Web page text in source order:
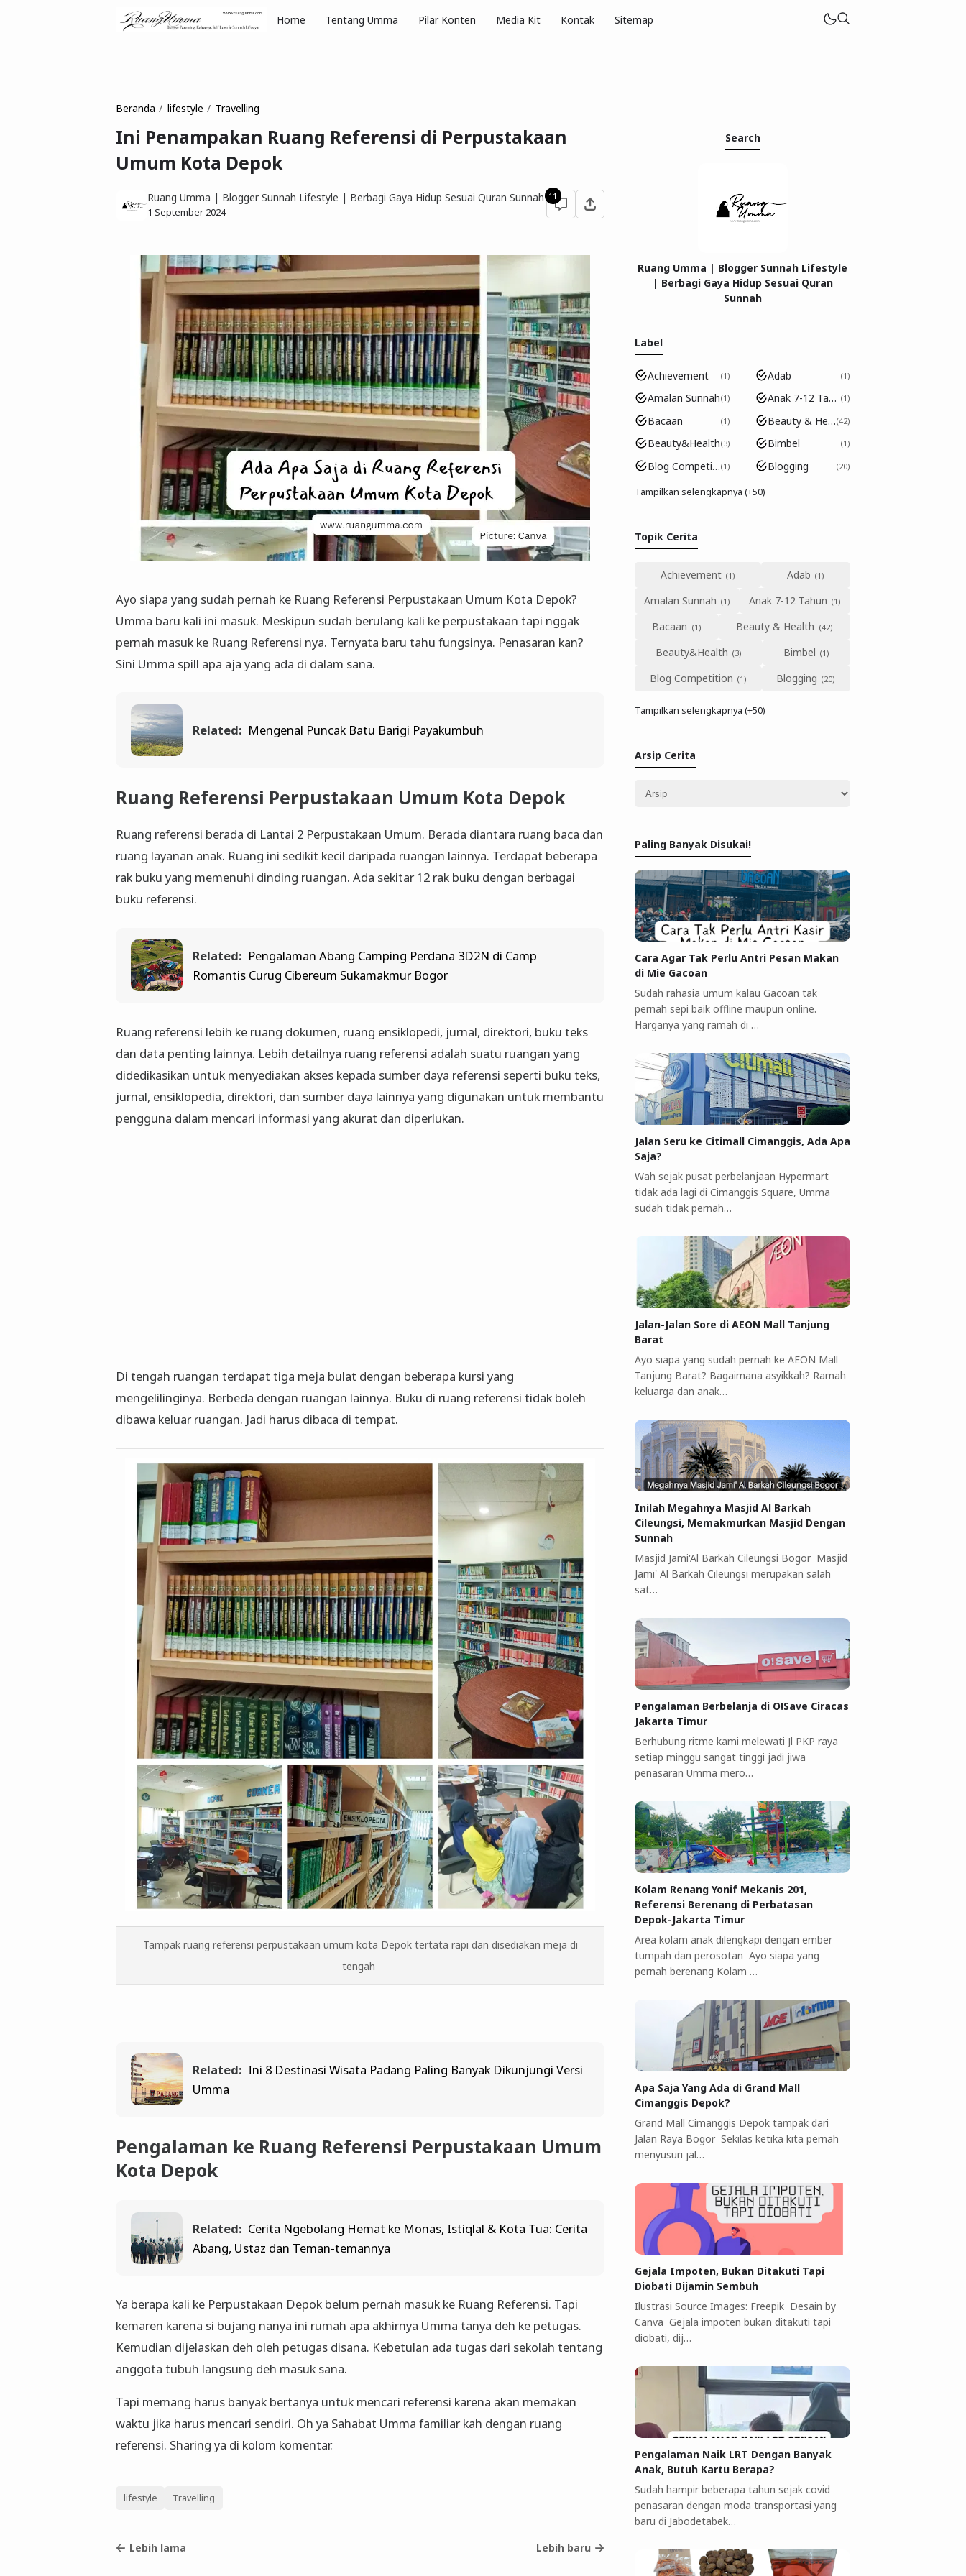
Home Tentang Umma Pilar Konten Media Kit Kontak Sitemap
Beranda lifestyle Travelling
Ini Penampakan Ruang Referensi di Perpustakaan
Umum Kota Depok
Ruang Umma | Blogger Sunnah Lifestyle | Berbagi Gaya Hidup Sesuai Quran Sunnah
1 September 2024
11
Ayo siapa yang sudah pernah ke Ruang Referensi Perpustakaan Umum Kota Depok?
Umma baru kali ini masuk. Meskipun sudah berulang kali ke perpustakaan tapi nggak
pernah masuk ke Ruang Referensi nya. Ternyata baru tahu fungsinya. Penasaran kan?
Sini Umma spill apa aja yang ada di dalam sana.
Related: Mengenal Puncak Batu Barigi Payakumbuh
Ruang Referensi Perpustakaan Umum Kota Depok
Ruang referensi berada di Lantai 2 Perpustakaan Umum. Berada diantara ruang baca dan
ruang layanan anak. Ruang ini sedikit kecil daripada ruangan lainnya. Terdapat beberapa
rak buku yang memenuhi dinding ruangan. Ada sekitar 12 rak buku dengan berbagai
buku referensi.
Related: Pengalaman Abang Camping Perdana 3D2N di Camp
Romantis Curug Cibereum Sukamakmur Bogor
Ruang referensi lebih ke ruang dokumen, ruang ensiklopedi, jurnal, direktori, buku teks
dan data penting lainnya. Lebih detailnya ruang referensi adalah suatu ruangan yang
didedikasikan untuk menyediakan akses kepada sumber daya referensi seperti buku teks,
jurnal, ensiklopedia, direktori, dan sumber daya lainnya yang digunakan untuk membantu
pengguna dalam mencari informasi yang akurat dan diperlukan.
Di tengah ruangan terdapat tiga meja bulat dengan beberapa kursi yang
mengelilinginya. Berbeda dengan ruangan lainnya. Buku di ruang referensi tidak boleh
dibawa keluar ruangan. Jadi harus dibaca di tempat.
Tampak ruang referensi perpustakaan umum kota Depok tertata rapi dan disediakan meja di
tengah
Related: Ini 8 Destinasi Wisata Padang Paling Banyak Dikunjungi Versi
Umma
Pengalaman ke Ruang Referensi Perpustakaan Umum
Kota Depok
Related: Cerita Ngebolang Hemat ke Monas, Istiqlal & Kota Tua: Cerita
Abang, Ustaz dan Teman-temannya
Ya berapa kali ke Perpustakaan Depok belum pernah masuk ke Ruang Referensi. Tapi
kemaren karena si bujang nanya ini rumah apa akhirnya Umma tanya deh ke petugas.
Kemudian dijelaskan deh oleh petugas disana. Kebetulan ada tugas dari sekolah tentang
anggota tubuh langsung deh masuk sana.
Tapi memang harus banyak bertanya untuk mencari referensi karena akan memakan
waktu jika harus mencari sendiri. Oh ya Sahabat Umma familiar kah dengan ruang
referensi. Sharing ya di kolom komentar.
lifestyle Travelling
Lebih lama Lebih baru
Search
Ruang Umma | Blogger Sunnah Lifestyle
| Berbagi Gaya Hidup Sesuai Quran
Sunnah
Label
Achievement 1 Adab 1
Amalan Sunnah 1 Anak 7-12 Tahun 1
Bacaan 1 Beauty & Health 42
Beauty&Health 3 Bimbel 1
Blog Competition 1 Blogging 20
Tampilkan selengkapnya (+50)
Topik Cerita
Achievement
Adab
Amalan Sunnah
Anak 7-12 Tahun
Bacaan
Beauty & Health
Beauty&Health
Bimbel
Blog Competition
Blogging
Tampilkan selengkapnya (+50)
Arsip Cerita
Paling Banyak Disukai!
Cara Agar Tak Perlu Antri Pesan Makan
di Mie Gacoan
Sudah rahasia umum kalau Gacoan tak
pernah sepi baik offline maupun online.
Harganya yang ramah di …
Jalan Seru ke Citimall Cimanggis, Ada Apa
Saja?
Wah sejak pusat perbelanjaan Hypermart
tidak ada lagi di Cimanggis Square, Umma
sudah tidak pernah…
Jalan-Jalan Sore di AEON Mall Tanjung
Barat
Ayo siapa yang sudah pernah ke AEON Mall
Tanjung Barat? Bagaimana asyikkah? Ramah
keluarga dan anak…
Inilah Megahnya Masjid Al Barkah
Cileungsi, Memakmurkan Masjid Dengan
Sunnah
Masjid Jami'Al Barkah Cileungsi Bogor Masjid
Jami' Al Barkah Cileungsi merupakan salah
sat…
Pengalaman Berbelanja di O!Save Ciracas
Jakarta Timur
Berhubung ritme kami melewati Jl PKP raya
setiap minggu sangat tinggi jadi jiwa
penasaran Umma mero…
Kolam Renang Yonif Mekanis 201,
Referensi Berenang di Perbatasan
Depok-Jakarta Timur
Area kolam anak dilengkapi dengan ember
tumpah dan perosotan Ayo siapa yang
pernah berenang Kolam …
Apa Saja Yang Ada di Grand Mall
Cimanggis Depok?
Grand Mall Cimanggis Depok tampak dari
Jalan Raya Bogor Sekilas ketika kita pernah
menyusuri jal…
Gejala Impoten, Bukan Ditakuti Tapi
Diobati Dijamin Sembuh
Ilustrasi Source Images: Freepik Desain by
Canva Gejala impoten bukan ditakuti tapi
diobati, dij…
Pengalaman Naik LRT Dengan Banyak
Anak, Butuh Kartu Berapa?
Sudah hampir beberapa tahun sejak covid
penasaran dengan moda transportasi yang
baru di Jabodetabek…